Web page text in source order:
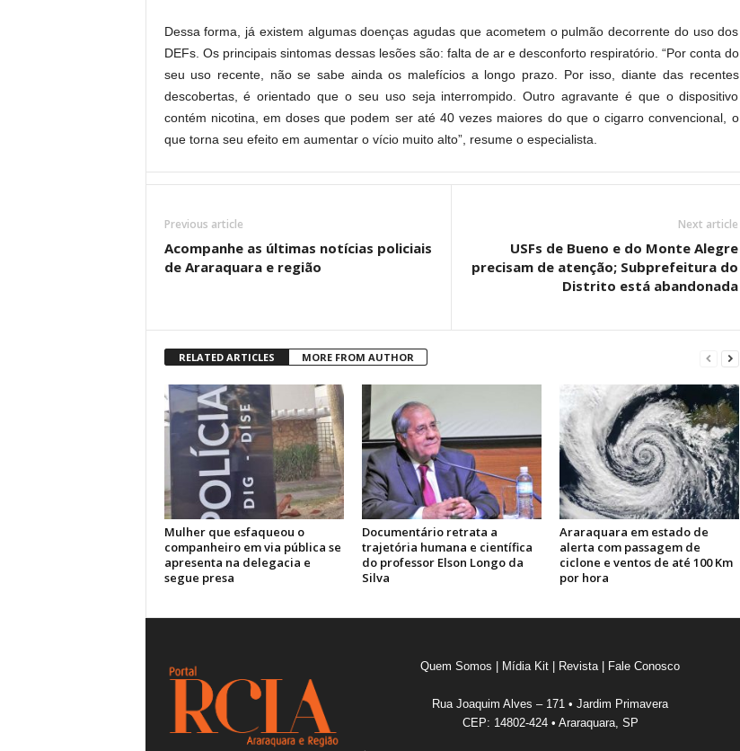
Dessa forma, já existem algumas doenças agudas que acometem o pulmão decorrente do uso dos
DEFs. Os principais sintomas dessas lesões são: falta de ar e desconforto respiratório. “Por conta do
seu uso recente, não se sabe ainda os malefícios a longo prazo. Por isso, diante das recentes
descobertas, é orientado que o seu uso seja interrompido. Outro agravante é que o dispositivo
contém nicotina, em doses que podem ser até 40 vezes maiores do que o cigarro convencional, o
que torna seu efeito em aumentar o vício muito alto”, resume o especialista.
Previous article
Acompanhe as últimas notícias policiais
de Araraquara e região
Next article
USFs de Bueno e do Monte Alegre
precisam de atenção; Subprefeitura do
Distrito está abandonada
RELATED ARTICLES MORE FROM AUTHOR
Mulher que esfaqueou o
companheiro em via pública se
apresenta na delegacia e
segue presa
Documentário retrata a
trajetória humana e científica
do professor Elson Longo da
Silva
Araraquara em estado de
alerta com passagem de
ciclone e ventos de até 100 Km
por hora
Quem Somos | Mídia Kit | Revista | Fale Conosco
Rua Joaquim Alves – 171 • Jardim Primavera
CEP: 14802-424 • Araraquara, SP